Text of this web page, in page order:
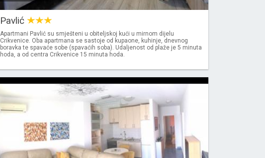
Pavlić
Apartmani Pavlić su smješteni u obiteljskoj kući u mirnom dijelu
Crikvenice. Oba apartmana se sastoje od kupaone, kuhinje, dnevnog
boravka te spavaće sobe (spavaćih soba). Udaljenost od plaže je 5 minuta
hoda, a od centra Crikvenice 15 minuta hoda.